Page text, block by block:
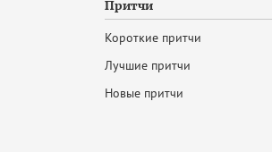
Притчи
Короткие притчи
Лучшие притчи
Новые притчи